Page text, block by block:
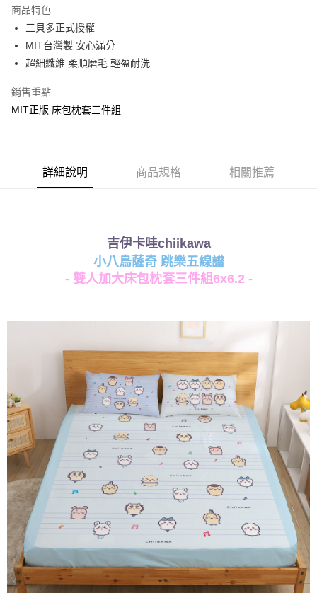
Apple Pay
街口支付
Google Pay
全家★依產品說明
每筆NT$60，滿NT$699(含以上)免運費
商品特色
三貝多正式授權
MIT台灣製 安心滿分
超細纖維 柔順磨毛 輕盈耐洗
銷售重點
MIT正版 床包枕套三件組
詳細說明 商品規格 相關推薦
吉伊卡哇chiikawa
小八烏薩奇 跳樂五線譜
- 雙人加大床包枕套三件組6x6.2 -